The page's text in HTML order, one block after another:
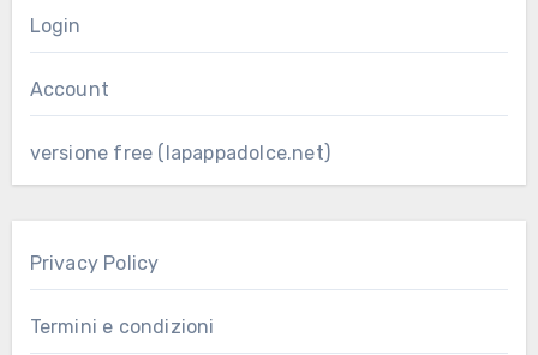
Login
Account
versione free (lapappadolce.net)
Privacy Policy
Termini e condizioni